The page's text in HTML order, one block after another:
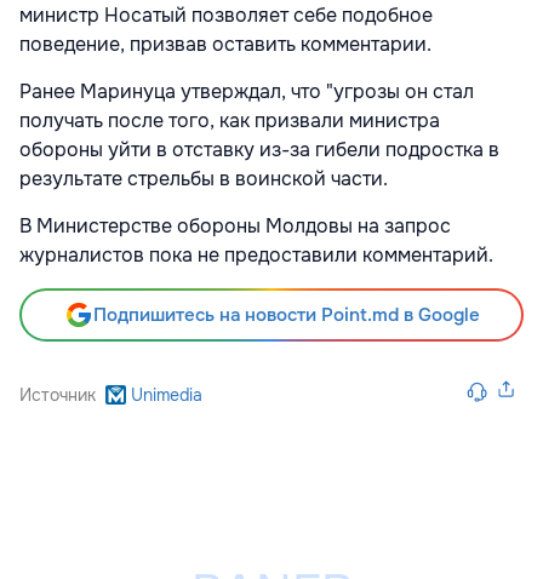
министр Носатый позволяет себе подобное
поведение, призвав оставить комментарии.
Ранее Маринуца утверждал, что "угрозы он стал
получать после того, как призвали министра
обороны уйти в отставку из-за гибели подростка в
результате стрельбы в воинской части.
В Министерстве обороны Молдовы на запрос
журналистов пока не предоставили комментарий.
Подпишитесь на новости Point.md в Google
Источник Unimedia